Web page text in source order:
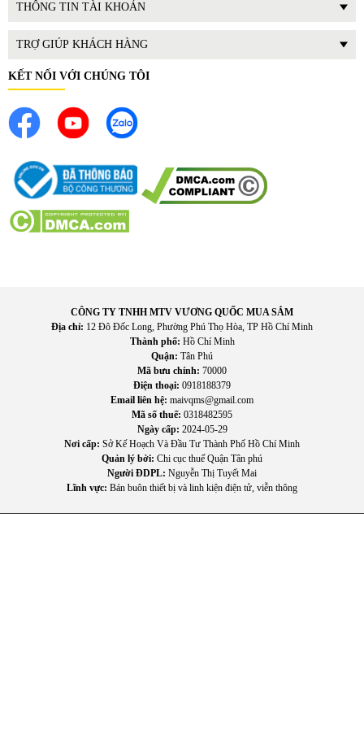
THÔNG TIN TÀI KHOẢN
TRỢ GIÚP KHÁCH HÀNG
KẾT NỐI VỚI CHÚNG TÔI
CÔNG TY TNHH MTV VƯƠNG QUỐC MUA SẮM
Địa chỉ: 12 Đô Đốc Long, Phường Phú Thọ Hòa, TP Hồ Chí Minh
Thành phố: Hồ Chí Minh
Quận: Tân Phú
Mã bưu chính: 70000
Điện thoại: 0918188379
Email liên hệ: maivqms@gmail.com
Mã số thuế: 0318482595
Ngày cấp: 2024-05-29
Nơi cấp: Sở Kế Hoạch Và Đầu Tư Thành Phố Hồ Chí Minh
Quản lý bởi: Chi cục thuế Quận Tân phú
Người ĐDPL: Nguyễn Thị Tuyết Mai
Lĩnh vực: Bán buôn thiết bị và linh kiện điện tử, viễn thông